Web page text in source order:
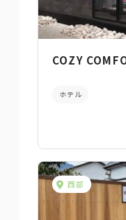
COZY
ホテル
西部